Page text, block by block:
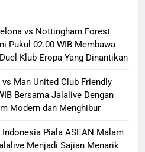
vs Nottingham Forest
Pukul 02.00 WIB Membawa
Klub Eropa Yang Dinantikan
Man United Club Friendly
Bersama Jalalive Dengan
Modern dan Menghibur
Piala ASEAN Malam
Menjadi Sajian Menarik